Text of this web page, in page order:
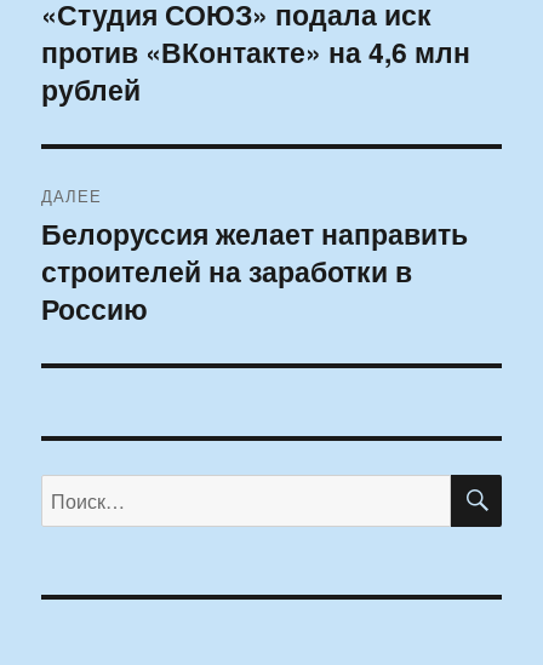
записям
Предыдущая
запись:
«Студия СОЮЗ» подала иск
против «ВКонтакте» на 4,6 млн
рублей
ДАЛЕЕ
Следующая
запись:
Белоруссия желает направить
строителей на заработки в
Россию
Искать: